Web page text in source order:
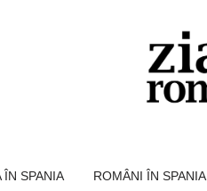
ÎN SPANIA ROMÂNI ÎN SPANIA